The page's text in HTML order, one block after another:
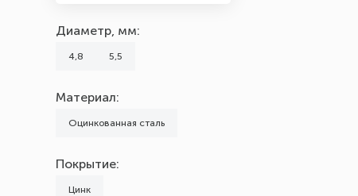
Диаметр, мм:
4,8 5,5
Материал:
Оцинкованная сталь
Покрытие:
Цинк